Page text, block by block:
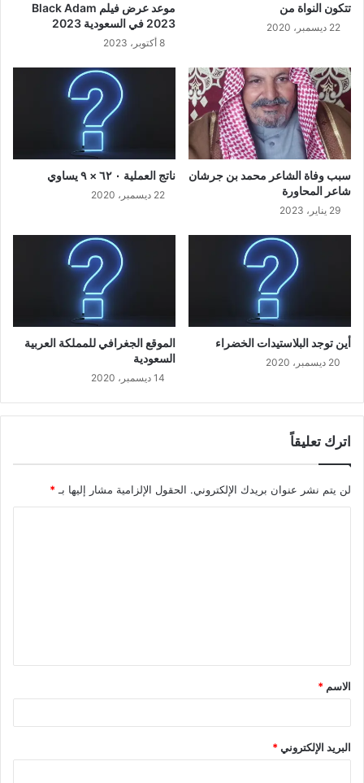
تتكون النواة من
22 ديسمبر، 2020
موعد عرض فيلم Black Adam
2023 في السعودية 2023
8 أكتوبر، 2023
سبب وفاة الشاعر محمد بن جرشان
شاعر المحاورة
29 يناير، 2023
ناتج العملية ٠ ٦٢ × ٩ يساوي
22 ديسمبر، 2020
أين توجد البلاستيدات الخضراء
20 ديسمبر، 2020
الموقع الجغرافي للمملكة العربية
السعودية
14 ديسمبر، 2020
اترك تعليقاً
لن يتم نشر عنوان بريدك الإلكتروني. الحقول الإلزامية مشار إليها بـ *
ق
*
الاسم *
البريد الإلكتروني*